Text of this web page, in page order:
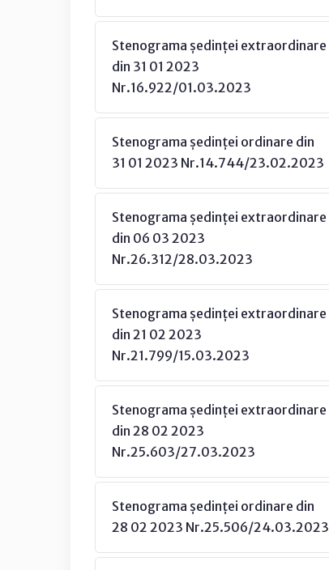
Stenograma ședinței extraordinare
din 31 01 2023
Nr.16.922/01.03.2023
Stenograma ședinței ordinare din
31 01 2023 Nr.14.744/23.02.2023
Stenograma ședinței extraordinare
din 06 03 2023
Nr.26.312/28.03.2023
Stenograma ședinței extraordinare
din 21 02 2023
Nr.21.799/15.03.2023
Stenograma ședinței extraordinare
din 28 02 2023
Nr.25.603/27.03.2023
Stenograma ședinței ordinare din
28 02 2023 Nr.25.506/24.03.2023